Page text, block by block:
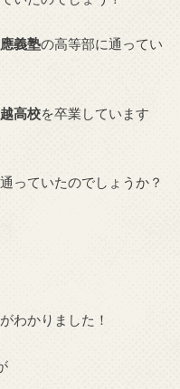
義塾の高等部に通ってい
高校を卒業しています
っていたのでしょうか？
わかりました！